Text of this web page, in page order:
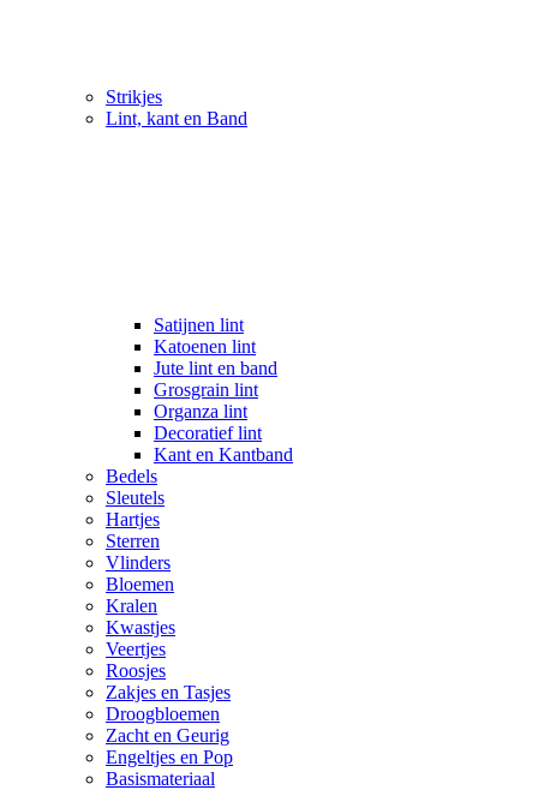
Strikjes
Lint, kant en Band
Satijnen lint
Katoenen lint
Jute lint en band
Grosgrain lint
Organza lint
Decoratief lint
Kant en Kantband
Bedels
Sleutels
Hartjes
Sterren
Vlinders
Bloemen
Kralen
Kwastjes
Veertjes
Roosjes
Zakjes en Tasjes
Droogbloemen
Zacht en Geurig
Engeltjes en Pop
Basismateriaal